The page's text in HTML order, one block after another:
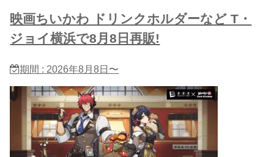
映画ちいかわ ドリンクホルダーなど T・
ジョイ横浜で8月8日再販!
期間 : 2026年8月8日〜